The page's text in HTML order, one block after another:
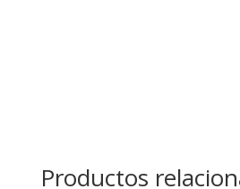
Productos